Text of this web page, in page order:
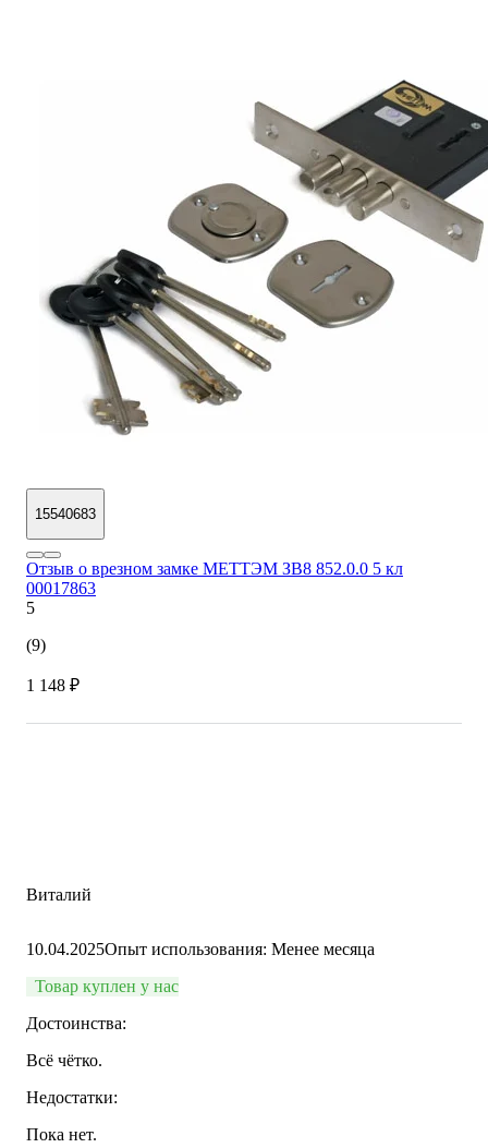
15540683
Отзыв о врезном замке МЕТТЭМ ЗВ8 852.0.0 5 кл
00017863
5
(9)
1 148 ₽
Виталий
10.04.2025Опыт использования: Менее месяца
Товар куплен у нас
Достоинства:
Всё чётко.
Недостатки:
Пока нет.